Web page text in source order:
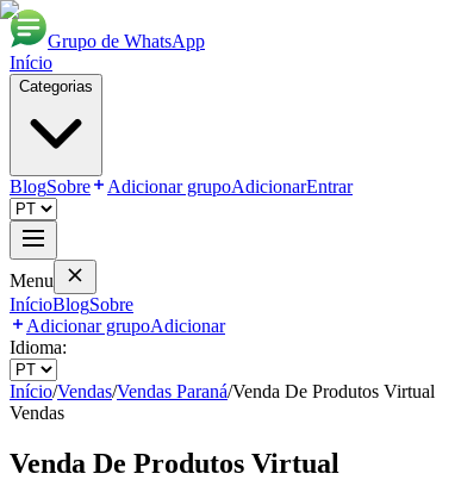
Grupo de WhatsApp
Início
Categorias
BlogSobre Adicionar grupoAdicionarEntrar
Menu
InícioBlogSobre
Adicionar grupoAdicionar
Idioma:
Início/Vendas/Vendas Paraná/Venda De Produtos Virtual
Vendas
Venda De Produtos Virtual